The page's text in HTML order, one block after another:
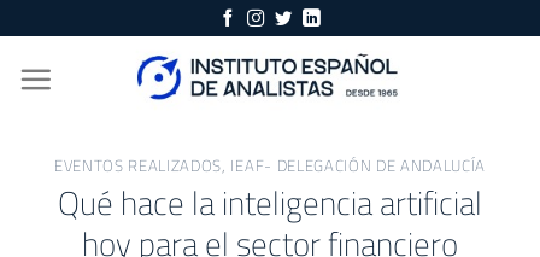
content
EVENTOS REALIZADOS, IEAF- DELEGACIÓN DE ANDALUCÍA
Qué hace la inteligencia artificial
hoy para el sector financiero